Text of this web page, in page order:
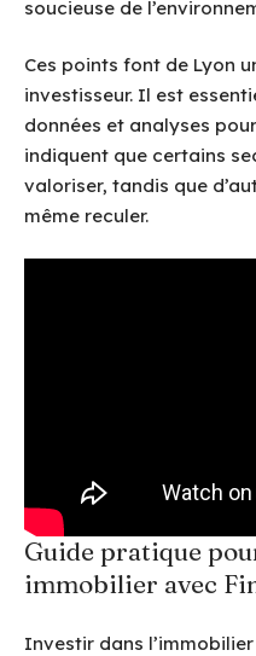
soucieuse de
Ces points font de Lyon
investisseur. Il est
données et analyses
indiquent que certains
valoriser, tandis que
même reculer.
Guide pratique
immobilier avec
Investir dans